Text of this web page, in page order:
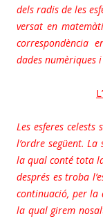
dels radis de les
versat en
correspondència
dades numèriques
Les esferes celests
l’ordre següent.
la qual conté tota
després es troba
continuació, per la
la qual girem